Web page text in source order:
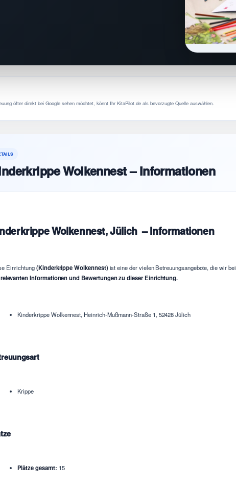
öfter direkt bei Google sehen möchtet, könnt Ihr KitaPilot.de als bevorzugte Quelle auswählen.
Wolkennest – Informationen
Wolkennest, Jülich – Informationen
Einrichtung(Kinderkrippe Wolkennest)ist eine der vielen Betreuungsangebote, die wir bei
Informationen und Bewertungen zu dieser Einrichtung.
Kinderkrippe Wolkennest, Heinrich-Mußmann-Straße 1, 52428 Jülich
Krippe
Plätze gesamt: 15